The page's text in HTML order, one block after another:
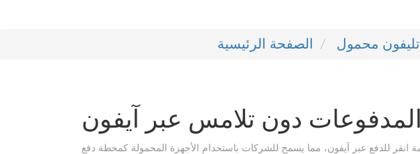
الصفحة الرئيسية تليفون محمول
دون تلامس عبر آيفون
للدفع عبر آيفون، مما يسمح للشركات باستخدام الأجهزة المحمولة كمحطة دفع